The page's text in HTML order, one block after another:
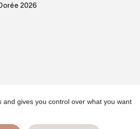
2026
and gives you control over what you want